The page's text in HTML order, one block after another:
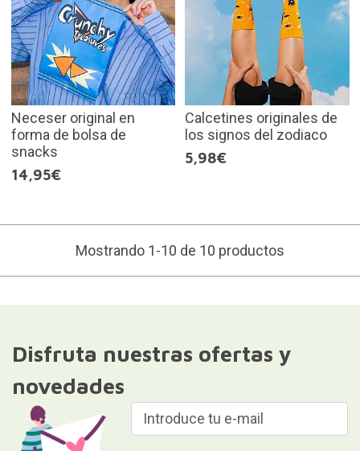
Neceser original en
forma de bolsa de
snacks
14,95€
Calcetines originales de
los signos del zodiaco
5,98€
Mostrando 1-10 de 10 productos
Disfruta nuestras ofertas y
novedades